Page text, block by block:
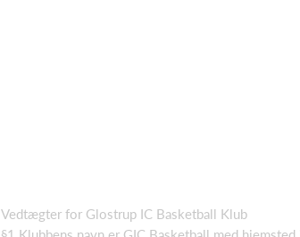
Vedtægter for Glostrup IC Basketball Klub